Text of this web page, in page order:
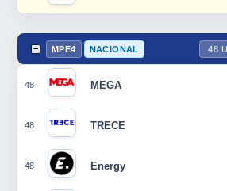
MPE4 NACIONAL 48
48 MEGA
48 TRECE
48 Energy